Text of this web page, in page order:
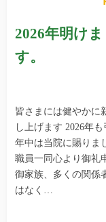
2026年明け
す。
皆さまには健やかに
し上げます 2026年
年中は当院に賜りま
職員一同心より御礼
御家族、多くの関係
はなく…